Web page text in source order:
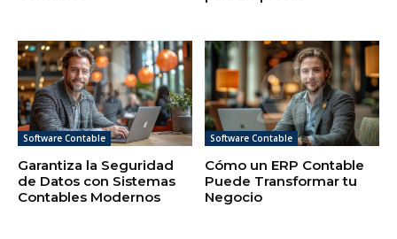
Software Contable
Garantiza la Seguridad
de Datos con Sistemas
Contables Modernos
Software Contable
Cómo un ERP Contable
Puede Transformar tu
Negocio